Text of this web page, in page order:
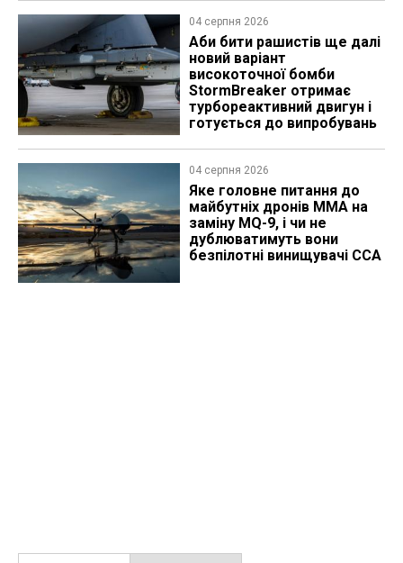
04 серпня 2026
Аби бити рашистів ще далі
новий варіант
високоточної бомби
StormBreaker отримає
турбореактивний двигун і
готується до випробувань
04 серпня 2026
Яке головне питання до
майбутніх дронів MMA на
заміну MQ-9, і чи не
дублюватимуть вони
безпілотні винищувачі CCA